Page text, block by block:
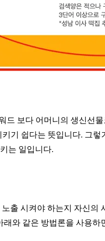
드 보다 어머니의 생신선
기 쉽다는 뜻입니다. 그
는 일입니다.
출 시켜야 하는지 자신
와 같은 방법론을 사용